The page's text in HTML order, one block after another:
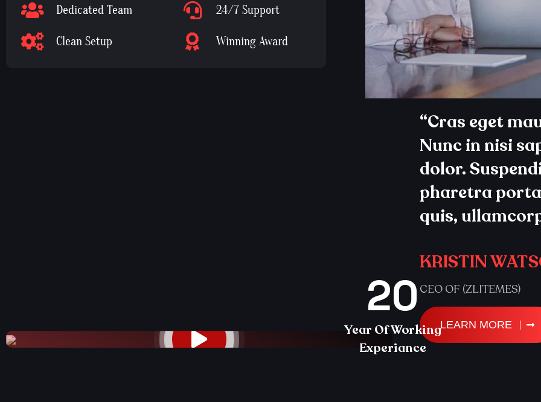
Dedicated Team
Clean Setup
24/7 Support
Winning Award
20
Year Of Working
Experiance
“Cras eget
Nunc in nisi
dolor.
pharetra
quis,
KRISTIN
CEO OF (ZLITEMES)
LEARN MORE